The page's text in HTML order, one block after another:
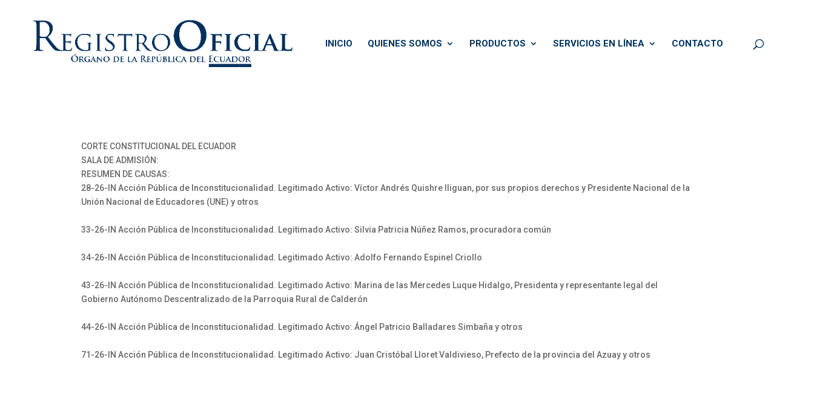
INICIO QUIENES SOMOS PRODUCTOS SERVICIOS EN LÍNEA CONTACTO
CORTE CONSTITUCIONAL DEL ECUADOR
SALA DE ADMISIÓN:
RESUMEN DE CAUSAS:
28-26-IN Acción Pública de Inconstitucionalidad. Legitimado Activo: Víctor Andrés Quishre Iliguan, por sus propios derechos y Presidente Nacional de la
Unión Nacional de Educadores (UNE) y otros
33-26-IN Acción Pública de Inconstitucionalidad. Legitimado Activo: Silvia Patricia Núñez Ramos, procuradora común
34-26-IN Acción Pública de Inconstitucionalidad. Legitimado Activo: Adolfo Fernando Espinel Criollo
43-26-IN Acción Pública de Inconstitucionalidad. Legitimado Activo: Marina de las Mercedes Luque Hidalgo, Presidenta y representante legal del
Gobierno Autónomo Descentralizado de la Parroquia Rural de Calderón
44-26-IN Acción Pública de Inconstitucionalidad. Legitimado Activo: Ángel Patricio Balladares Simbaña y otros
71-26-IN Acción Pública de Inconstitucionalidad. Legitimado Activo: Juan Cristóbal Lloret Valdivieso, Prefecto de la provincia del Azuay y otros